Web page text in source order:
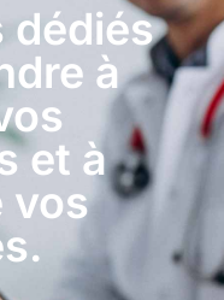
dédiés
à
et à
vos